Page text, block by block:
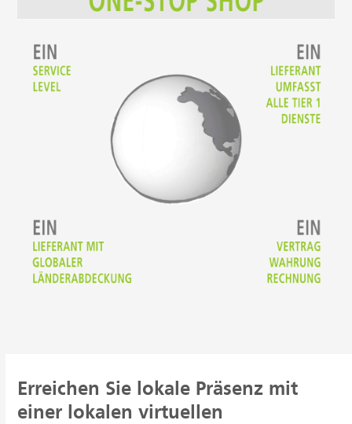
Erreichen Sie lokale Präsenz mit
einer lokalen virtuellen